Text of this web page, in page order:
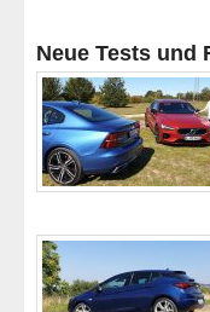
Neue Tests und